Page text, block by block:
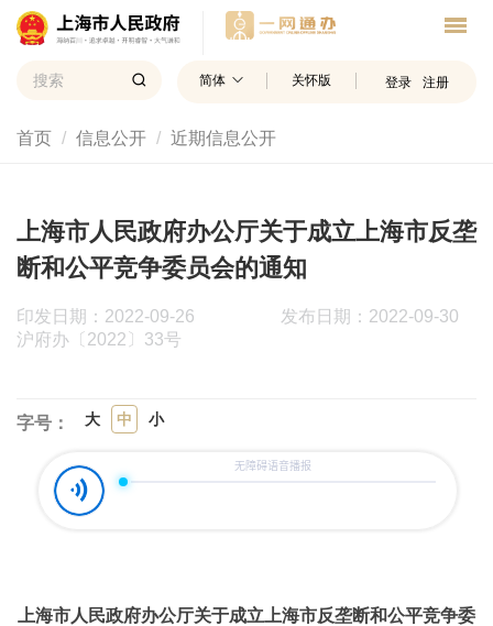
简体 关怀版 登录 注册
首页 信息公开 近期信息公开
上海市人民政府办公厅关于成立上海市反垄
断和公平竞争委员会的通知
印发日期：2022-09-26
发布日期：2022-09-30
沪府办〔2022〕33号
字号： 大 中 小
上海市人民政府办公厅关于成立上海市反垄断和公平竞争委